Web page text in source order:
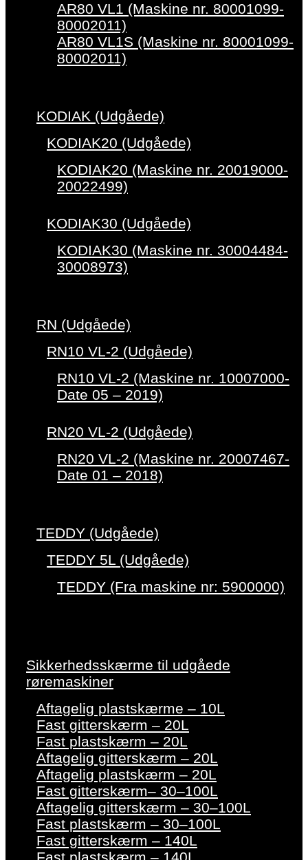
AR80 VL1 (Maskine nr. 80001099-
80002011)
AR80 VL1S (Maskine nr. 80001099-
80002011)
KODIAK (Udgåede)
KODIAK20 (Udgåede)
KODIAK20 (Maskine nr. 20019000-
20022499)
KODIAK30 (Udgåede)
KODIAK30 (Maskine nr. 30004484-
30008973)
RN (Udgåede)
RN10 VL-2 (Udgåede)
RN10 VL-2 (Maskine nr. 10007000-
Date 05 – 2019)
RN20 VL-2 (Udgåede)
RN20 VL-2 (Maskine nr. 20007467-
Date 01 – 2018)
TEDDY (Udgåede)
TEDDY 5L (Udgåede)
TEDDY (Fra maskine nr: 5900000)
Sikkerhedsskærme til udgåede
røremaskiner
Aftagelig plastskærme – 10L
Fast gitterskærm – 20L
Fast plastskærm – 20L
Aftagelig gitterskærm – 20L
Aftagelig plastskærm – 20L
Fast gitterskærm– 30–100L
Aftagelig gitterskærm – 30–100L
Fast plastskærm – 30–100L
Fast gitterskærm – 140L